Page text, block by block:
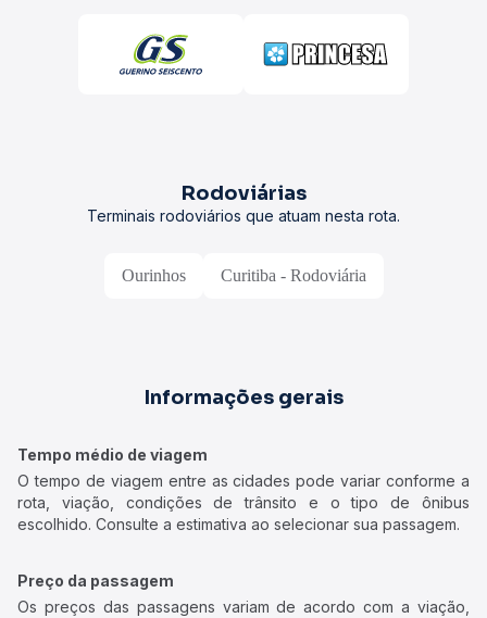
Rodoviárias
Terminais rodoviários que atuam nesta rota.
Ourinhos Curitiba - Rodoviária
Informações gerais
Tempo médio de viagem
O tempo de viagem entre as cidades pode variar conforme a
rota, viação, condições de trânsito e o tipo de ônibus
escolhido. Consulte a estimativa ao selecionar sua passagem.
Preço da passagem
Os preços das passagens variam de acordo com a viação,